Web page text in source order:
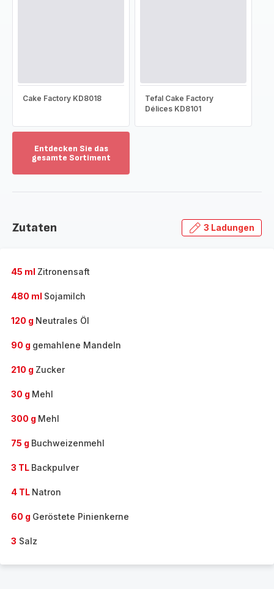
Cake Factory KD8018
Tefal Cake Factory
Délices KD8101
Entdecken Sie das
gesamte Sortiment
das
Zutaten 3 Ladungen
45 ml Zitronensaft
480 ml Sojamilch
120 g Neutrales Öl
90 g gemahlene Mandeln
210 g Zucker
30 g Mehl
300 g Mehl
75 g Buchweizenmehl
3 TL Backpulver
4 TL Natron
60 g Geröstete Pinienkerne
3 Salz